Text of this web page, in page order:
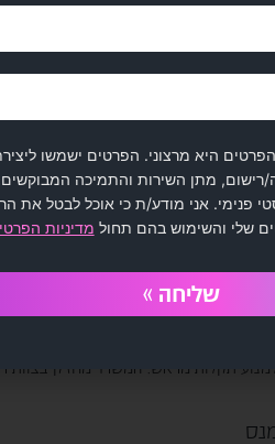
לגופים ציבוריים וכן, לחברות
הדיגיטלי המקבילים ומכירה את הממשקים הרבים הנדרשים.
תקלות מראש. המשרד מחזיק בצוות
היא מרצוני. הפרטים ישמשו
רישום, מתן השירות והתמיכה המבוקשים,
פנימי. אני מודע/ת כי אוכל לבטל את
שלי והשימוש בהם תחול מדיניות
שליחה »